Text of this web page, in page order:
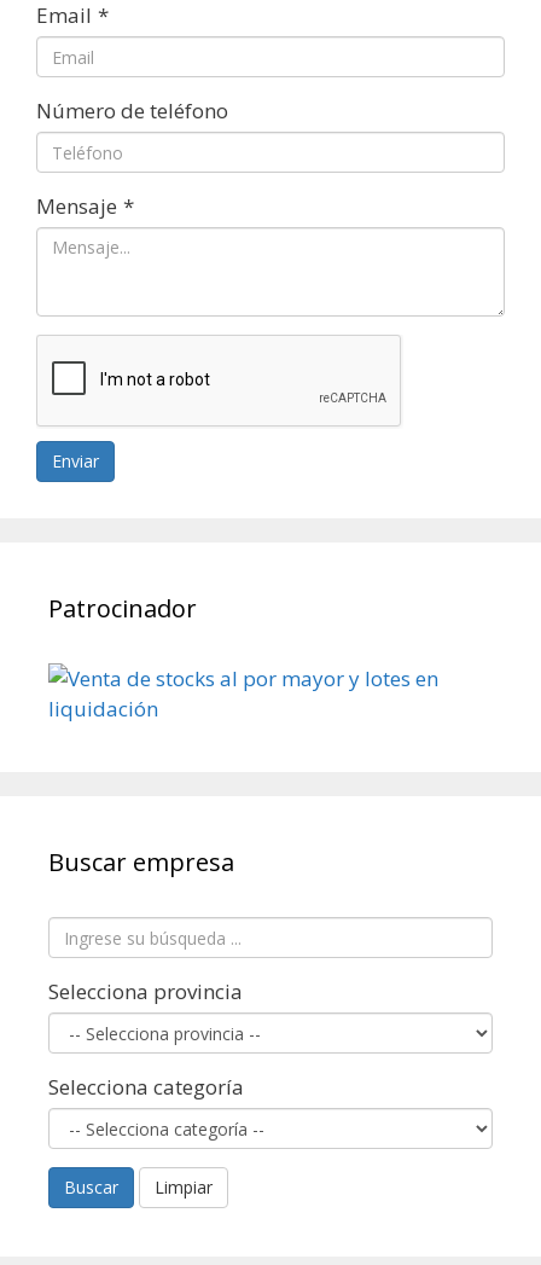
Email *
Número de teléfono
Mensaje *
Enviar
Patrocinador
Buscar empresa
Selecciona provincia
Selecciona categoría
Buscar Limpiar